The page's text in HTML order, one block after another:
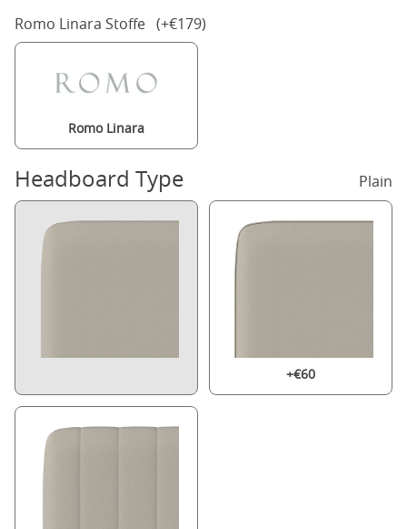
Romo Linara Stoffe (+€179)
Romo Linara
Headboard Type Plain
+€60